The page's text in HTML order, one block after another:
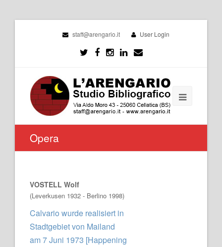
staff@arengario.it User Login
Opera
VOSTELL Wolf
(Leverkusen 1932 - Berlino 1998)
Calvario wurde realisiert in
Stadtgebiet von Mailand
am 7 Juni 1973 [Happening